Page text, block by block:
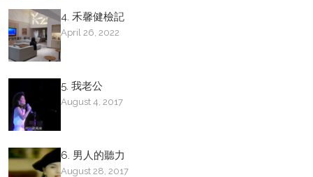
4. 禾馨健檢記
April 26, 2022
5. 我老公
August 4, 2017
6. 男人的聽力
August 28, 2017